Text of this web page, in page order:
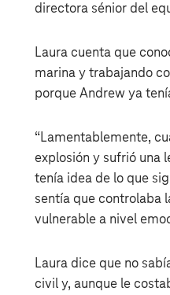
directora sénior del
Laura cuenta que
marina y trabajando
porque Andrew ya
“Lamentablemente,
explosión y sufrió una
tenía idea de lo que
sentía que controlaba
vulnerable a nivel
Laura dice que no
civil y, aunque le